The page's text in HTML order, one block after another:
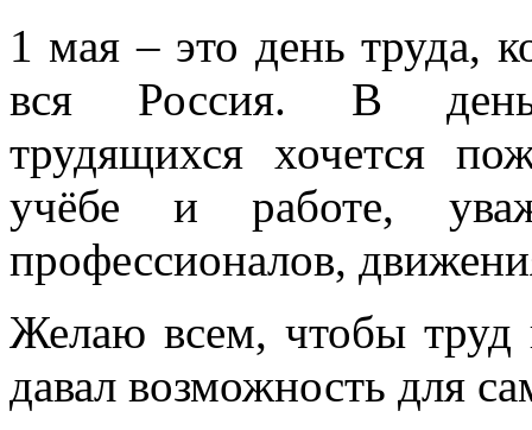
1 мая – это день труда,
вся Россия. В день
трудящихся хочется
учёбе и работе,
профессионалов,
Желаю всем, чтобы труд
давал возможность для